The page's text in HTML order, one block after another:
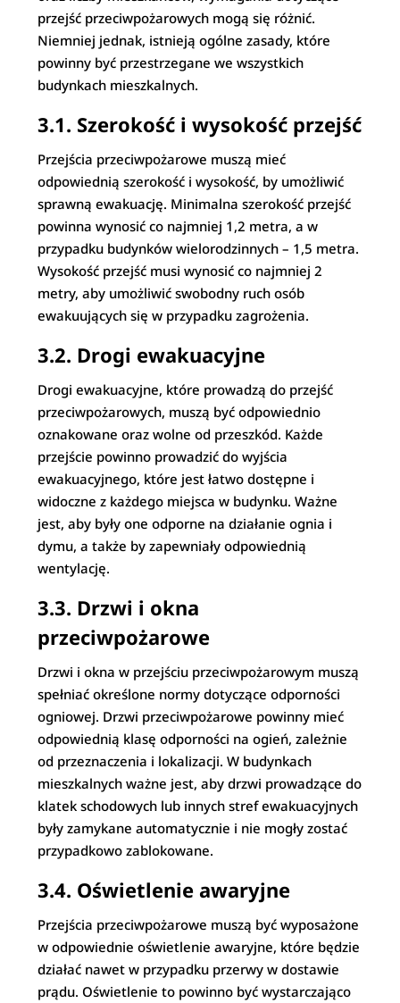
przejść przeciwpożarowych mogą się różnić.
Niemniej jednak, istnieją ogólne zasady, które
powinny być przestrzegane we wszystkich
budynkach mieszkalnych.
3.1. Szerokość i wysokość przejść
Przejścia przeciwpożarowe muszą mieć
odpowiednią szerokość i wysokość, by umożliwić
sprawną ewakuację. Minimalna szerokość przejść
powinna wynosić co najmniej 1,2 metra, a w
przypadku budynków wielorodzinnych – 1,5 metra.
Wysokość przejść musi wynosić co najmniej 2
metry, aby umożliwić swobodny ruch osób
ewakuujących się w przypadku zagrożenia.
3.2. Drogi ewakuacyjne
Drogi ewakuacyjne, które prowadzą do przejść
przeciwpożarowych, muszą być odpowiednio
oznakowane oraz wolne od przeszkód. Każde
przejście powinno prowadzić do wyjścia
ewakuacyjnego, które jest łatwo dostępne i
widoczne z każdego miejsca w budynku. Ważne
jest, aby były one odporne na działanie ognia i
dymu, a także by zapewniały odpowiednią
wentylację.
3.3. Drzwi i okna
przeciwpożarowe
Drzwi i okna w przejściu przeciwpożarowym muszą
spełniać określone normy dotyczące odporności
ogniowej. Drzwi przeciwpożarowe powinny mieć
odpowiednią klasę odporności na ogień, zależnie
od przeznaczenia i lokalizacji. W budynkach
mieszkalnych ważne jest, aby drzwi prowadzące do
klatek schodowych lub innych stref ewakuacyjnych
były zamykane automatycznie i nie mogły zostać
przypadkowo zablokowane.
3.4. Oświetlenie awaryjne
Przejścia przeciwpożarowe muszą być wyposażone
w odpowiednie oświetlenie awaryjne, które będzie
działać nawet w przypadku przerwy w dostawie
prądu. Oświetlenie to powinno być wystarczająco